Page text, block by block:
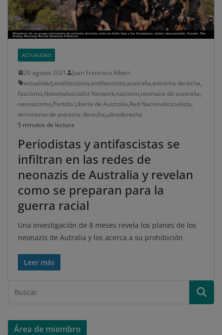
ACTUALIDAD
20 agosto 2021
Juan Francisco Albert
actualidad,antifascismo,antifascistas,australia,extrema derecha,
fascismo,Nationalsocialist Network,nazismo,neonazis de australia,
neonazismo,Partido Liberla de Australia,Red Nacionalsocialista,
terrorismo de extrema derecha,ultraderecha
5 minutos de lectura
Periodistas y antifascistas se
infiltran en las redes de
neonazis de Australia y revelan
como se preparan para la
guerra racial
Una investigación de 8 meses revela los planes de los
neonazis de Autralia y los acerca a su prohibición
Leer más
Área de miembro